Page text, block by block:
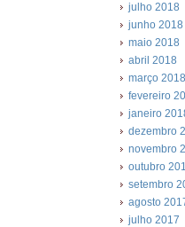
julho 2018
junho 2018
maio 2018
abril 2018
março 2018
fevereiro
janeiro
dezembro
novembro
outubro
setembro
agosto
julho 2017